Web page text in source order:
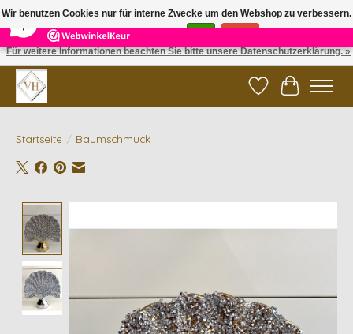
5 Reviews ×
✓ Gratis verzending vanaf €200 | ✓ 14 dagen retourneren
Wunschzettel
Ihr
Startseite / Baumschmuck
Wir benutzen Cookies nur für interne Zwecke um den Webshop zu verbessern.
Ist das in Ordnung?
Für weitere Informationen beachten Sie bitte unsere Datenschutzerklärung. »